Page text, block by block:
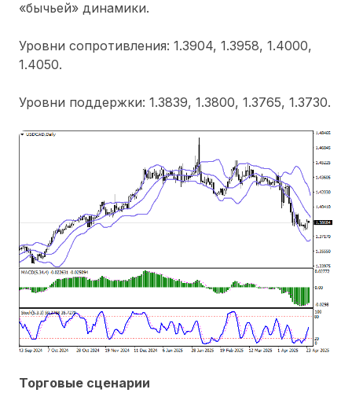
«бычьей» динамики.
Уровни сопротивления: 1.3904, 1.3958, 1.4000,
1.4050.
Уровни поддержки: 1.3839, 1.3800, 1.3765, 1.3730.
Торговые сценарии